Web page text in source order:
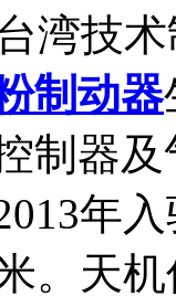
湾技
制动器
制器
年
。天